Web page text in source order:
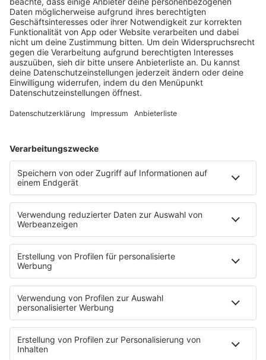
HOME
RADIOS
barba radio
Lagerfeuer
Füße hoch
Schmusekatze
Song Contest
Mädelsabend
Ich hasse Sport
Sonntag Morgen
Strandbar
Putzfimmel
Deutschpop
Deutsche Liebeslieder
PODCASTS
Mit den Waffeln einer Frau
Frühstück bei Barbara
Brave & One
NotAufnahme
"Bewerbung und Karriere"
Aber bitte mit Schlager
Erdbeerkäse